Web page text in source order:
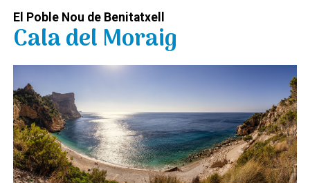
El Poble Nou de Benitatxell
Cala del Moraig